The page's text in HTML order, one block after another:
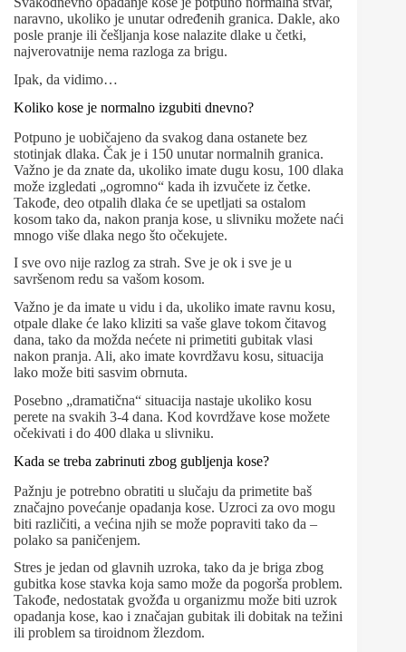
naravno, ukoliko je unutar određenih granica. Dakle, ako
posle pranje ili češljanja kose nalazite dlake u četki,
najverovatnije nema razloga za brigu.
Ipak, da vidimo…
Koliko kose je normalno izgubiti dnevno?
Potpuno je uobičajeno da svakog dana ostanete bez
stotinjak dlaka. Čak je i 150 unutar normalnih granica.
Važno je da znate da, ukoliko imate dugu kosu, 100 dlaka
može izgledati „ogromno“ kada ih izvučete iz četke.
Takođe, deo otpalih dlaka će se upetljati sa ostalom
kosom tako da, nakon pranja kose, u slivniku možete naći
mnogo više dlaka nego što očekujete.
I sve ovo nije razlog za strah. Sve je ok i sve je u
savršenom redu sa vašom kosom.
Važno je da imate u vidu i da, ukoliko imate ravnu kosu,
otpale dlake će lako kliziti sa vaše glave tokom čitavog
dana, tako da možda nećete ni primetiti gubitak vlasi
nakon pranja. Ali, ako imate kovrdžavu kosu, situacija
lako može biti sasvim obrnuta.
Posebno „dramatična“ situacija nastaje ukoliko kosu
perete na svakih 3-4 dana. Kod kovrdžave kose možete
očekivati i do 400 dlaka u slivniku.
Kada se treba zabrinuti zbog gubljenja kose?
Pažnju je potrebno obratiti u slučaju da primetite baš
značajno povećanje opadanja kose. Uzroci za ovo mogu
biti različiti, a većina njih se može popraviti tako da –
polako sa paničenjem.
Stres je jedan od glavnih uzroka, tako da je briga zbog
gubitka kose stavka koja samo može da pogorša problem.
Takođe, nedostatak gvožđa u organizmu može biti uzrok
opadanja kose, kao i značajan gubitak ili dobitak na težini
ili problem sa tiroidnom žlezdom.